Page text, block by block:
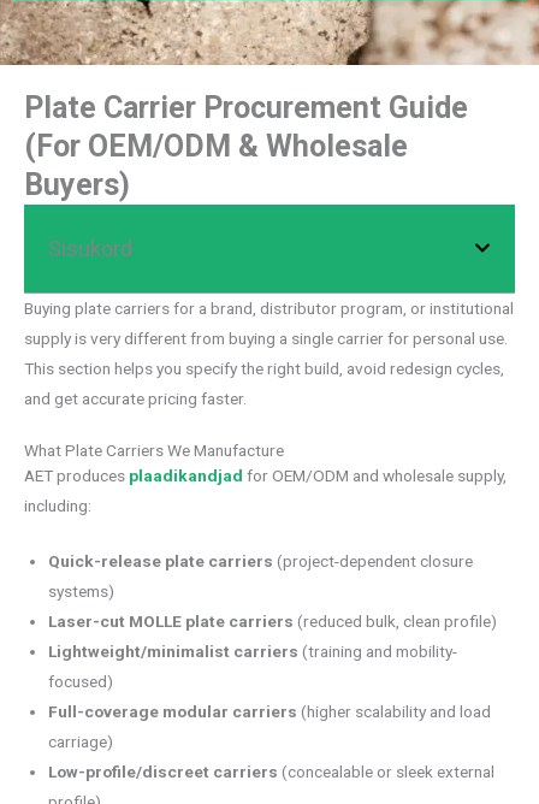
Plate Carrier Procurement Guide
(For OEM/ODM & Wholesale
Buyers)
Sisukord
Buying plate carriers for a brand, distributor program, or institutional
supply is very different from buying a single carrier for personal use.
This section helps you specify the right build, avoid redesign cycles,
and get accurate pricing faster.
What Plate Carriers We Manufacture
AET produces plaadikandjad for OEM/ODM and wholesale supply,
including:
Quick-release plate carriers (project-dependent closure
systems)
Laser-cut MOLLE plate carriers (reduced bulk, clean profile)
Lightweight/minimalist carriers (training and mobility-
focused)
Full-coverage modular carriers (higher scalability and load
carriage)
Low-profile/discreet carriers (concealable or sleek external